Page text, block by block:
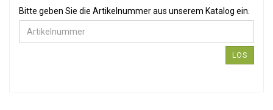
Bitte geben Sie die Artikelnummer aus unserem Katalog ein.
Bitte geben Sie die Artikelnummer aus unserem Katalog ein.
LOS